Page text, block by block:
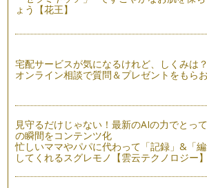
ょう【花王】
宅配サービスが気になるけれど、しくみは？
オンライン相談で質問＆プレゼントをもら
見守るだけじゃない！最新のAIの力でとっ
の瞬間をコンテンツ化
忙しいママやパパに代わって「記録」&「編
してくれるスグレモノ【雲云テクノロジー】